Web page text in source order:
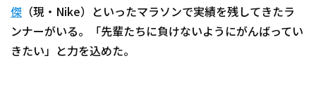
傑 （現・Nike）といったマラソンで実績を残してきたラ
ンナーがいる。「先輩たちに負けないようにがんばってい
きたい」と力を込めた。